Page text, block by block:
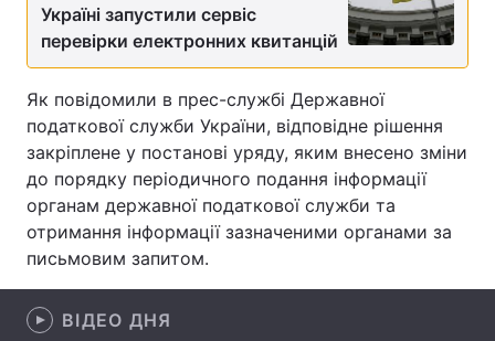
Здоров'я
Цікавинки Погода
Екологія Регіони
Лонгріди
Відео з Youtube Статті
Архів
Україні запустили сервіс
перевірки електронних квитанцій
Як повідомили в прес-службі Державної
податкової служби України, відповідне рішення
закріплене у постанові уряду, яким внесено зміни
до порядку періодичного подання інформації
органам державної податкової служби та
отримання інформації зазначеними органами за
письмовим запитом.
ВІДЕО ДНЯ